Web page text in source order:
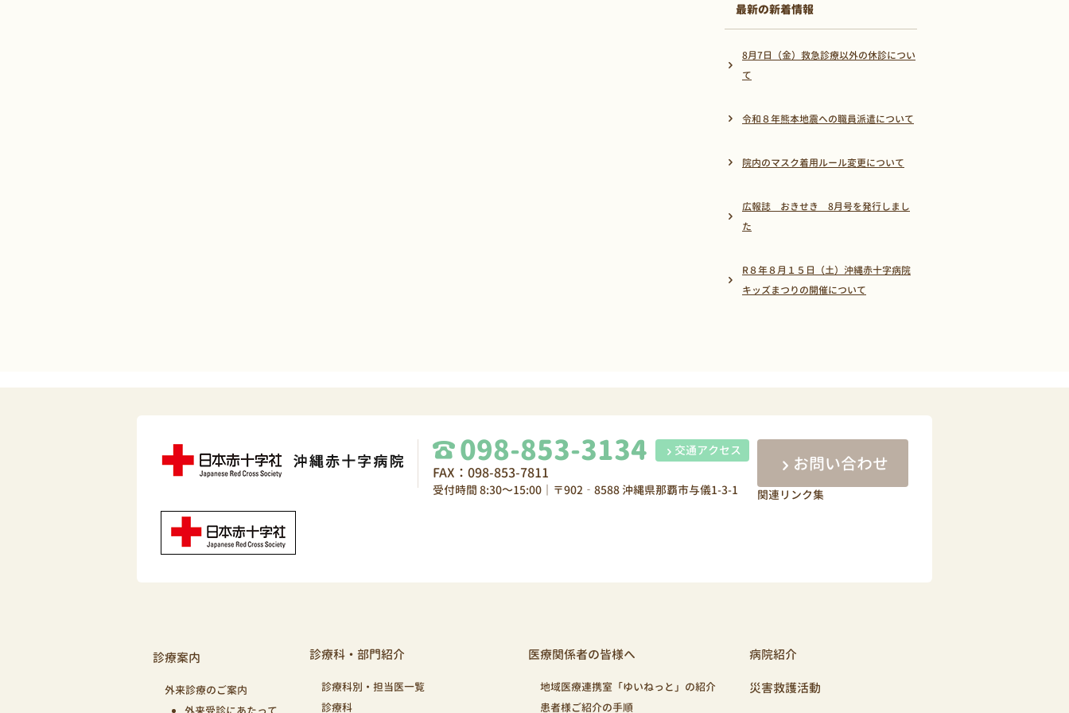
最新の新着情報
8月7日（金）救急診療以外の休診につい
て
令和８年熊本地震への職員派遣について
院内のマスク着用ルール変更について
広報誌 おきせき 8月号を発行しまし
た
R８年８月１５日（土）沖縄赤十字病院
キッズまつりの開催について
098-853-3134
FAX：098-853-7811
交通アクセス
受付時間 8:30～15:00｜〒902‐8588 沖縄県那覇市与儀1-3-1
お問い合わせ
関連リンク集
診療案内
外来診療のご案内
診療科・部門紹介
診療科別・担当医一覧
診療科
医療関係者の皆様へ
地域医療連携室「ゆいねっと」の紹介
患者様ご紹介の手順
病院紹介
災害救護活動